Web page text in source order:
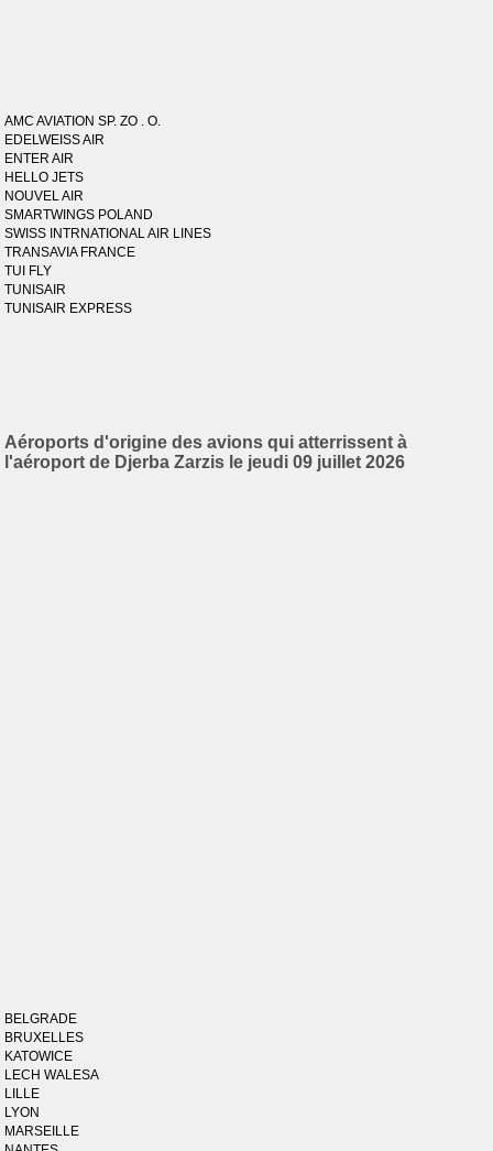
AMC AVIATION SP. ZO . O.
EDELWEISS AIR
ENTER AIR
HELLO JETS
NOUVEL AIR
SMARTWINGS POLAND
SWISS INTRNATIONAL AIR LINES
TRANSAVIA FRANCE
TUI FLY
TUNISAIR
TUNISAIR EXPRESS
Aéroports d'origine des avions qui atterrissent à
l'aéroport de Djerba Zarzis le jeudi 09 juillet 2026
BELGRADE
BRUXELLES
KATOWICE
LECH WALESA
LILLE
LYON
MARSEILLE